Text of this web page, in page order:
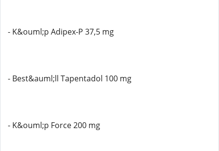
- K&ouml;p Adipex-P 37,5 mg
- Best&auml;ll Tapentadol 100 mg
- K&ouml;p Force 200 mg